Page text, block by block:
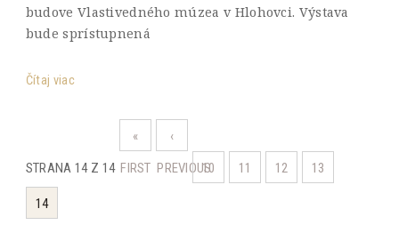
budove Vlastivedného múzea v Hlohovci. Výstava
bude sprístupnená
Čítaj viac
STRANA 14 Z 14
«
FIRST
‹
PREVIOUS
10 11 12 13
14